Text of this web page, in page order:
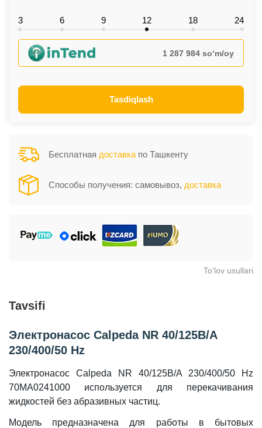
3 6 9 12 18 24
1 287 984 so‘m/oy
Tasdiqlash
Бесплатная доставка по Ташкенту
Способы получения: самовывоз, доставка
To‘lov usullari
Tavsifi
Электронасос Calpeda NR 40/125B/A
230/400/50 Hz
Электронасос Calpeda NR 40/125B/A 230/400/50 Hz
70MA0241000 используется для перекачивания
жидкостей без абразивных частиц.
Модель предназначена для работы в бытовых